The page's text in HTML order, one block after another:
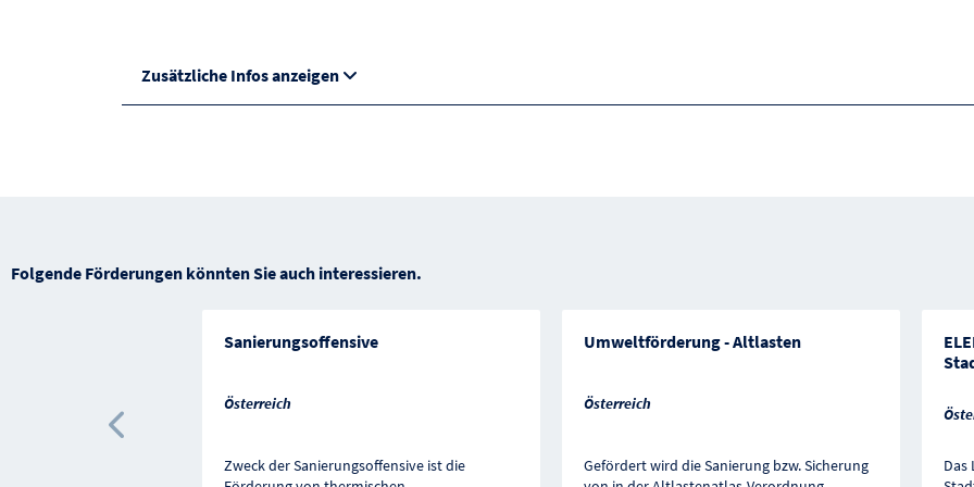
Zusätzliche Infos anzeigen
Folgende Förderungen könnten Sie auch interessieren.
Sanierungsoffensive
Österreich
Zweck der Sanierungsoffensive ist die
Umweltförderung - Altlasten
Österreich
Gefördert wird die Sanierung bzw. Sicherung
Das
Vorherige Förderung